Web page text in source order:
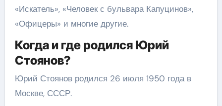
«Искатель», «Человек с бульвара Капуцинов»,
«Офицеры» и многие другие.
Когда и где родился Юрий
Стоянов?
Юрий Стоянов родился 26 июля 1950 года в
Москве, СССР.